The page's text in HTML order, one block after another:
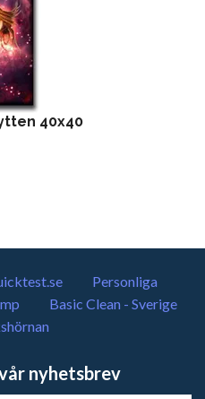
40x40
Personliga
Basic Clean - Sverige
nyhetsbrev